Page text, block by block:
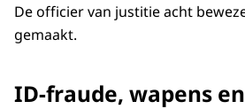
De officier van justitie acht
gemaakt.
ID-fraude, wapens